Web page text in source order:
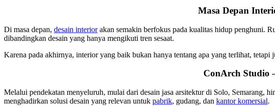
Masa Depan
Di masa depan, desain interiorakan semakin berfokus pada kualitas hidup penghuni.
dibandingkan desain yang hanya mengikuti tren sesaat.
Karena pada akhirnya, interior yang baik bukan hanya tentang apa yang terlihat,
ConArch Studio
Melalui pendekatan menyeluruh, mulai dari desain jasa arsitektur di Solo, Semarang,
menghadirkan solusi desain yang relevan untuk pabrik, gudang, dan kantor komersial.